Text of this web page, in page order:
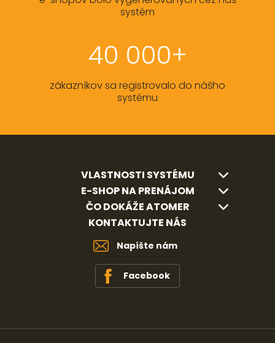
systém
40 000+
zákazníkov sa registrovalo do nášho
systému
VLASTNOSTI SYSTÉMU
E-SHOP NA PRENÁJOM
ČO DOKÁŽE ATOMER
KONTAKTUJTE NÁS
Napíšte nám
Facebook